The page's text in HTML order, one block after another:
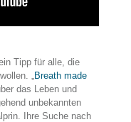
Tipp für alle, die
„Breath made
das Leben und
unbekannten
Ihre Suche nach